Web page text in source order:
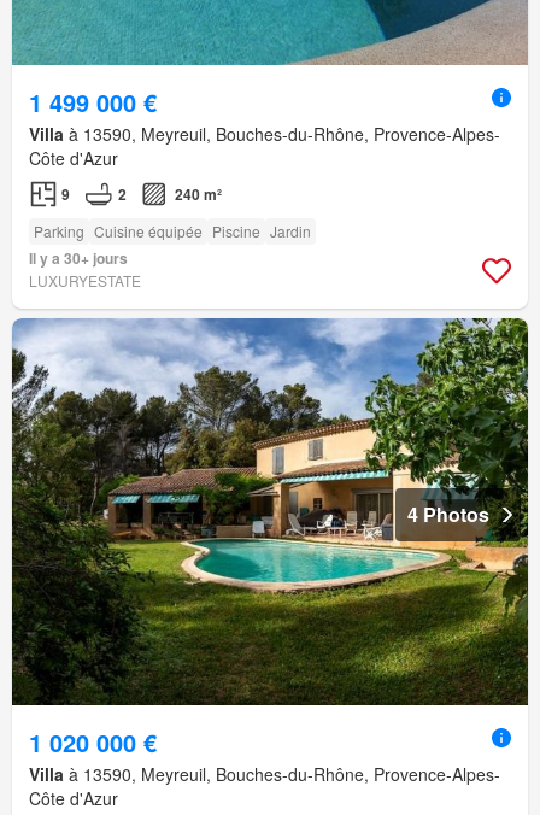
1 499 000 €
Villa à 13590, Meyreuil, Bouches-du-Rhône, Provence-Alpes-
Côte d'Azur
9 2 240 m²
Parking Cuisine équipée Piscine Jardin
Il y a 30+ jours
LUXURYESTATE
4 Photos
1 020 000 €
Villa à 13590, Meyreuil, Bouches-du-Rhône, Provence-Alpes-
Côte d'Azur